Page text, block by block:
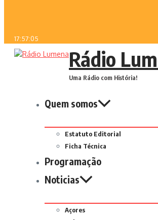
17:57:05
Rádio
Uma Rádio com História!
Quem somos
Estatuto Editorial
Ficha Técnica
Programação
Noticias
Açores